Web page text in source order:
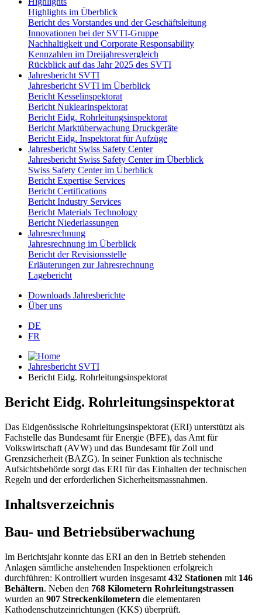
Highlights im Überblick
Bericht des Vorstandes und der Geschäftsleitung
Innovationen bei der SVTI-Gruppe
Nachhaltigkeit und Corporate Responsability
Kennzahlen im Dreijahresvergleich
Rückblick auf das Jahr 2025 des SVTI
Jahresbericht SVTI
Jahresbericht SVTI im Überblick
Bericht Kesselinspektorat
Bericht Nuklearinspektorat
Bericht Eidg. Rohrleitungsinspektorat
Bericht Marktüberwachung Druckgeräte
Bericht Eidg. Inspektorat für Aufzüge
Jahresbericht Swiss Safety Center
Jahresbericht Swiss Safety Center im Überblick
Swiss Safety Center im Überblick
Bericht Expertise Services
Bericht Certifications
Bericht Industry Services
Bericht Materials Technology
Bericht Niederlassungen
Jahresrechnung
Jahresrechnung im Überblick
Bericht der Revisionsstelle
Erläuterungen zur Jahresrechnung
Lagebericht
Downloads Jahresberichte
Über uns
DE
FR
Jahresbericht SVTI
Bericht Eidg. Rohrleitungsinspektorat
Bericht Eidg. Rohrleitungsinspektorat
Das Eidgenössische Rohrleitungsinspektorat (ERI) unterstützt als
Fachstelle das Bundesamt für Energie (BFE), das Amt für
Volkswirtschaft (AVW) und das Bundesamt für Zoll und
Grenzsicherheit (BAZG). In seiner Funktion als technische
Aufsichtsbehörde sorgt das ERI für das Einhalten der technischen
Regeln und der erforderlichen Sicherheitsmassnahmen.
Inhaltsverzeichnis
Bau- und Betriebsüberwachung
Im Berichtsjahr konnte das ERI an den in Betrieb stehenden
Anlagen sämtliche anstehenden Inspektionen erfolgreich
durchführen: Kontrolliert wurden insgesamt 432 Stationen mit 146
Behältern. Neben den 768 Kilometern Rohrleitungstrassen
wurden an 907 Streckenkilometern die elementaren
Kathodenschutzeinrichtungen (KKS) überprüft.